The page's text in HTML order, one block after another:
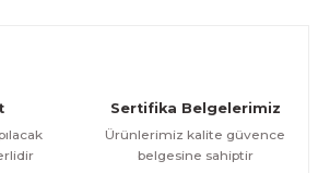
farklı alternatifler olmalı.Sertifika Belgelerimiz
Ürünlerimiz kalite güvence
belgesine sahiptir